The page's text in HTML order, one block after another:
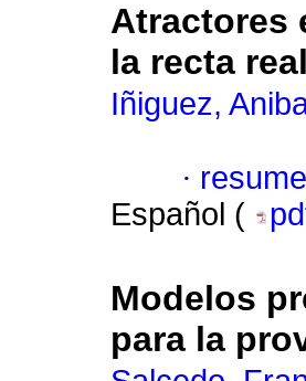
Atractores
la recta real
Iñiguez,
·
Español (
Modelos
para la